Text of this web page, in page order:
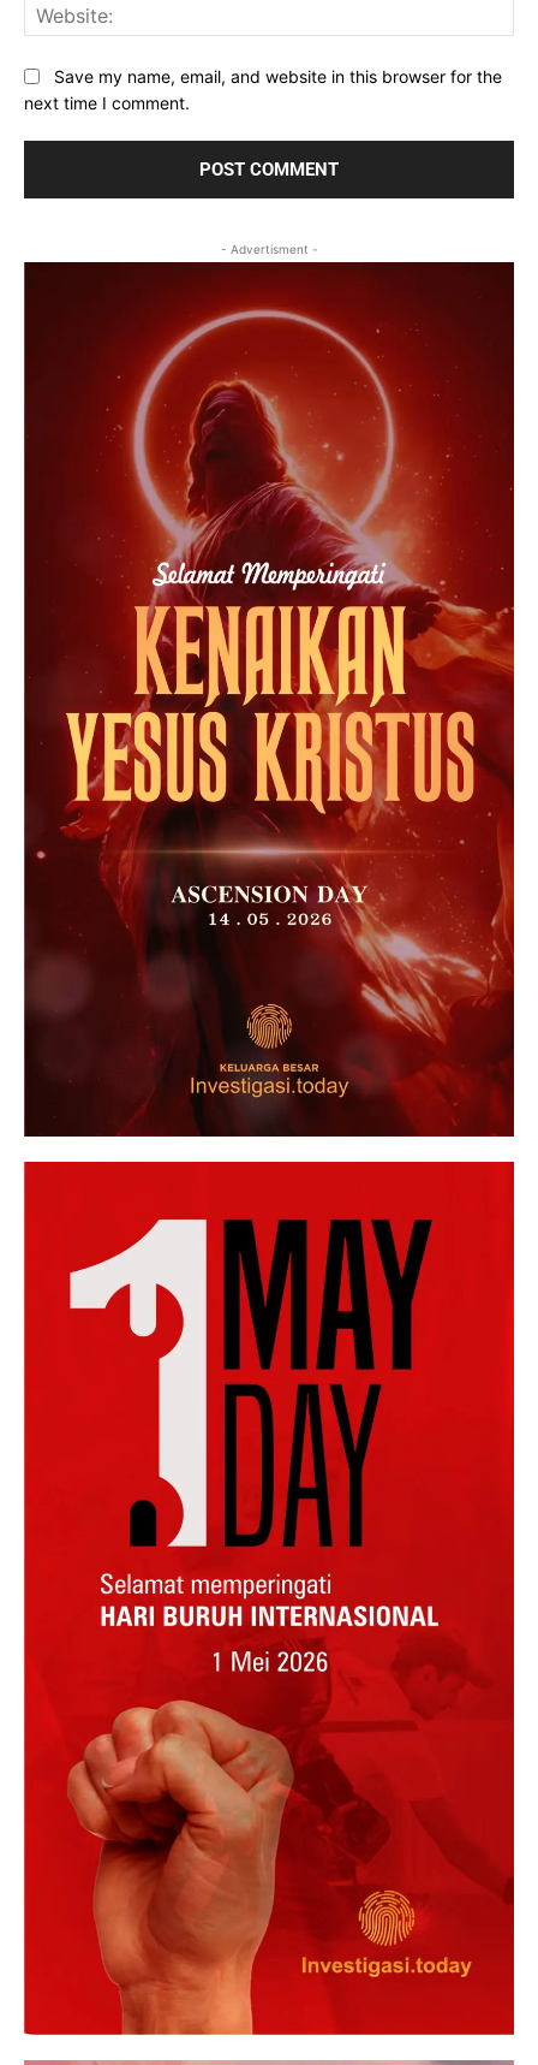
Save my name, email, and website in this browser for the
next time I comment.
- Advertisment -